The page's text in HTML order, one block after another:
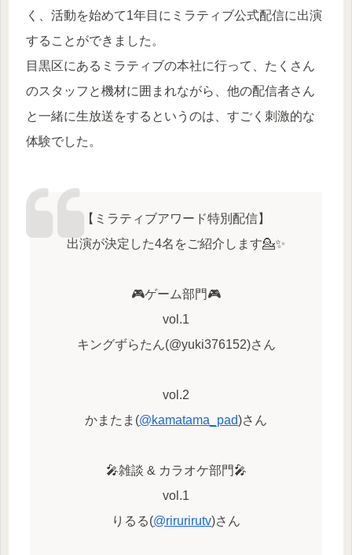
く、活動を始めて1年目にミラティブ公式配信に出演
することができました。
目黒区にあるミラティブの本社に行って、たくさん
のスタッフと機材に囲まれながら、他の配信者さん
と一緒に生放送をするというのは、すごく刺激的な
体験でした。
【ミラティブアワード特別配信】
出演が決定した4名をご紹介します💁✨
🎮ゲーム部門🎮
vol.1
キングずらたん(@yuki376152)さん
vol.2
かまたま(@kamatama_pad)さん
🎤雑談 & カラオケ部門🎤
vol.1
りるる(@rirurirutv)さん